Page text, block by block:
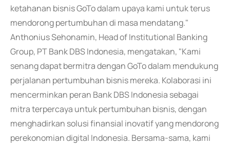
ketahanan bisnis GoTo dalam upaya kami untuk terus
mendorong pertumbuhan di masa mendatang."
Anthonius Sehonamin, Head of Institutional Banking
Group, PT Bank DBS Indonesia, mengatakan, "Kami
senang dapat bermitra dengan GoTo dalam mendukung
perjalanan pertumbuhan bisnis mereka. Kolaborasi ini
mencerminkan peran Bank DBS Indonesia sebagai
mitra terpercaya untuk pertumbuhan bisnis, dengan
menghadirkan solusi finansial inovatif yang mendorong
perekonomian digital Indonesia. Bersama-sama, kami